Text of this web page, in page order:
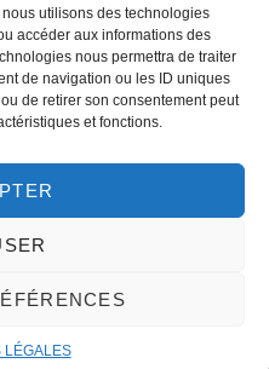
utilisons des technologies
accéder aux informations des
nous permettra de traiter
de navigation ou les ID uniques
de retirer son consentement peut
et fonctions.
LÉGALES
19h
et le monde du billard
–Mentions légales